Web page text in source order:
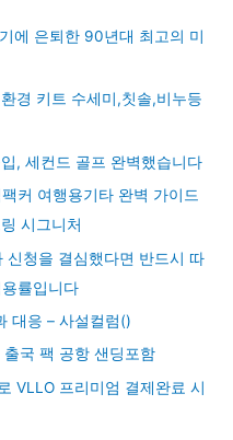
에 은퇴한 90년대 최고의 미
경 키트 수세미,칫솔,비누등
, 세컨드 골프 완벽했습니다
커 여행용기타 완벽 가이드
시그니처
신청을 결심했다면 반드시 따
률입니다
대응 – 사설컬럼()
국 팩 공항 샌딩포함
VLLO 프리미엄 결제완료 시